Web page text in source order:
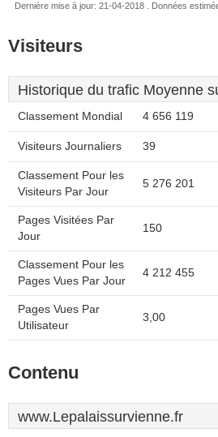
Dernière mise à jour: 21-04-2018 . Données
Visiteurs
Historique du trafic Moyenne
Classement Mondial 4 656 119
Visiteurs Journaliers 39
Classement Pour les
Visiteurs Par Jour
5 276 201
Pages Visitées Par
Jour
150
Classement Pour les
Pages Vues Par Jour
4 212 455
Pages Vues Par
Utilisateur
3,00
Contenu
www.Lepalaissurvienne.fr